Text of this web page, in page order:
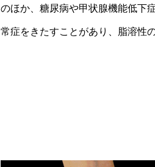
のほか、糖尿病や甲状腺機能低下
常症をきたすことがあり、脂溶性